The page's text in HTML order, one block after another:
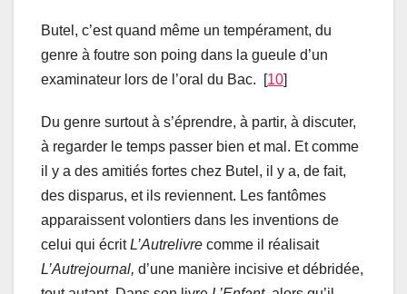
Butel, c’est quand même un tempérament, du
genre à foutre son poing dans la gueule d’un
examinateur lors de l’oral du Bac. [10]
Du genre surtout à s’éprendre, à partir, à discuter,
à regarder le temps passer bien et mal. Et comme
il y a des amitiés fortes chez Butel, il y a, de fait,
des disparus, et ils reviennent. Les fantômes
apparaissent volontiers dans les inventions de
celui qui écritL’Autrelivre comme il réalisait
L’Autrejournal, d’une manière incisive et débridée,